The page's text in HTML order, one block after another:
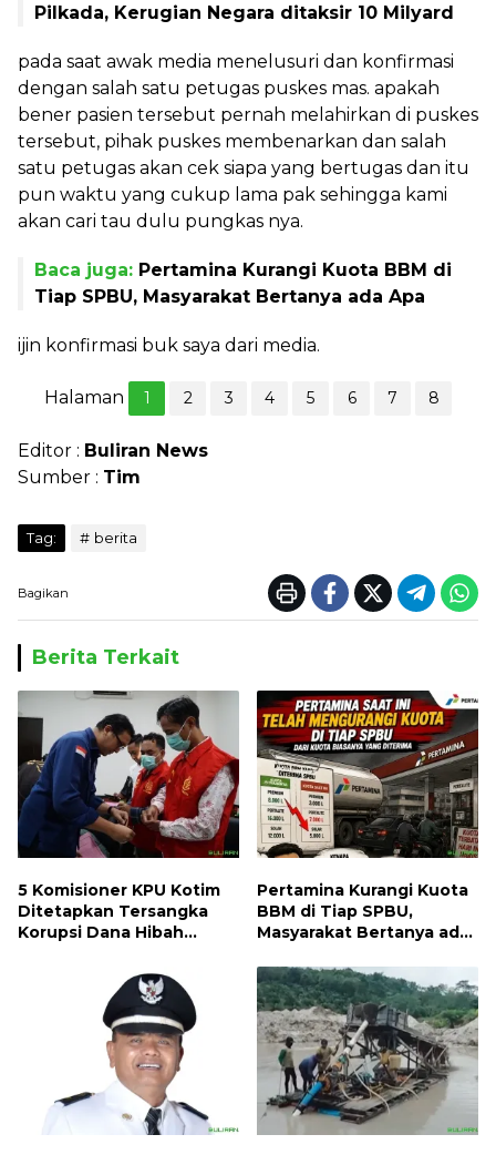
Pilkada, Kerugian Negara ditaksir 10 Milyard
pada saat awak media menelusuri dan konfirmasi
dengan salah satu petugas puskes mas. apakah
bener pasien tersebut pernah melahirkan di puskes
tersebut, pihak puskes membenarkan dan salah
satu petugas akan cek siapa yang bertugas dan itu
pun waktu yang cukup lama pak sehingga kami
akan cari tau dulu pungkas nya.
Baca juga: Pertamina Kurangi Kuota BBM di
Tiap SPBU, Masyarakat Bertanya ada Apa
ijin konfirmasi buk saya dari media.
Halaman 1 2 3 4 5 6 7 8
Editor : Buliran News
Sumber : Tim
Tag: berita
Bagikan
Berita Terkait
5 Komisioner KPU Kotim
Ditetapkan Tersangka
Korupsi Dana Hibah
ditaksir 10 Milyard
Pertamina Kurangi Kuota
BBM di Tiap SPBU,
Masyarakat Bertanya ada